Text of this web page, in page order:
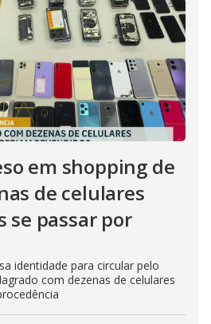
em shopping de
de celulares
se passar por
identidade para circular pelo
com dezenas de celulares